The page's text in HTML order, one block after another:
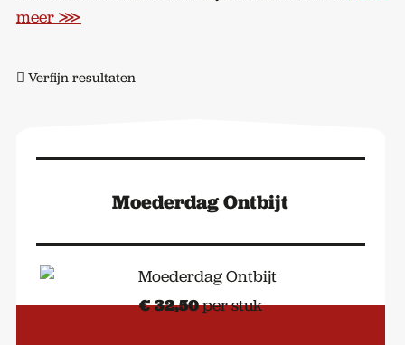
meer ⋙
Verfijn resultaten
Moederdag Ontbijt
€ 32,50per stuk